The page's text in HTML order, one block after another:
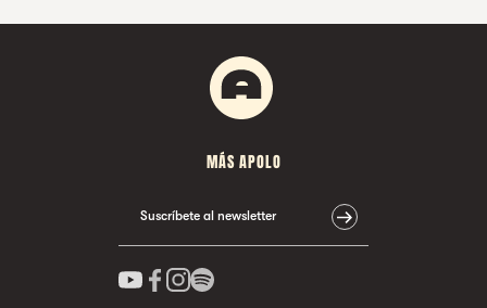
MÁS APOLO
Suscríbete al newsletter